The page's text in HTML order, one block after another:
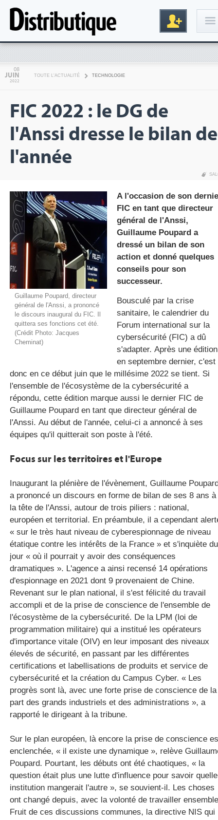
gratuite
08
JUIN
2022
TOUTE L'ACTUALITÉ TECHNOLOGIE
FIC 2022 : le DG de
l'Anssi dresse le bilan de
l'année
Guillaume Poupard, directeur
général de l'Anssi, a prononcé
le discours inaugural du FIC. Il
quittera ses fonctions cet été.
(Crédit Photo: Jacques
Cheminat)
A l'occasion de son
FIC en tant que directeur
général de l'Anssi,
Guillaume Poupard a
dressé un bilan de son
action et donné quelques
conseils pour son
successeur.
Bousculé par la crise
sanitaire, le calendrier du
Forum international sur la
cybersécurité (FIC) a dû
s'adapter. Après une édition
en septembre dernier, c'est
donc en ce début juin que le millésime 2022 se tient. Si
l'ensemble de l'écosystème de la cybersécurité a
répondu, cette édition marque aussi le dernier FIC de
Guillaume Poupard en tant que directeur général de
l'Anssi. Au début de l'année, celui-ci a annoncé à ses
équipes qu'il quitterait son poste à l'été.
Focus sur les territoires et l'Europe
Inaugurant la plénière de l'évènement, Guillaume
a prononcé un discours en forme de bilan de ses 8 ans à
la tête de l'Anssi, autour de trois piliers : national,
européen et territorial. En préambule, il a cependant
« sur le très haut niveau de cyberespionnage de niveau
étatique contre les intérêts de la France » et s'inquiète du
jour « où il pourrait y avoir des conséquences
dramatiques ». L'agence a ainsi recensé 14 opérations
d'espionnage en 2021 dont 9 provenaient de Chine.
Revenant sur le plan national, il s'est félicité du travail
accompli et de la prise de conscience de l'ensemble de
l'écosystème de la cybersécurité. De la LPM (loi de
programmation militaire) qui a institué les opérateurs
d'importance vitale (OIV) en leur imposant des niveaux
élevés de sécurité, en passant par les différentes
certifications et labellisations de produits et service de
cybersécurité et la création du Campus Cyber. « Les
progrès sont là, avec une forte prise de conscience de la
part des grands industriels et des administrations », a
rapporté le dirigeant à la tribune.
Sur le plan européen, là encore la prise de conscience
enclenchée, « il existe une dynamique », relève
Poupard. Pourtant, les débuts ont été chaotiques, « la
question était plus une lutte d'influence pour savoir quelle
institution mangerait l'autre », se souvient-il. Les choses
ont changé depuis, avec la volonté de travailler
Fruit de ces discussions communes, la directive NIS qui